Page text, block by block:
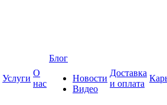
Услуги
О
нас
Блог
Новости
Видео
Доставка
и оплата